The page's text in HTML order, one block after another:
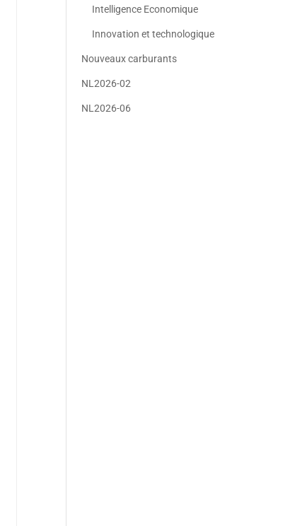
Intelligence Economique
Innovation et technologique
Nouveaux carburants
NL2026-02
NL2026-06